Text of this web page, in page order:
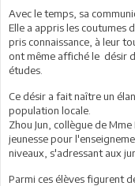
Avec le temps, sa
Elle a appris les coutumes
pris connaissance, à leur
ont même affiché le désir
études.
Ce désir a fait naître un
population locale.
Zhou Jun, collègue de
jeunesse pour
niveaux, s'adressant aux
Parmi ces élèves figurent